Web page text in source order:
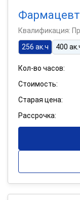
Квалификация:
256 ак.ч
400
Кол-во часов:
Стоимость:
Старая цена:
Рассрочка: